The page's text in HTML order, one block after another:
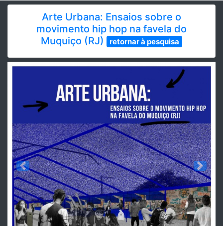
Arte Urbana: Ensaios sobre o
movimento hip hop na favela do
Muquiço (RJ)
retornar à pesquisa
Previous Next